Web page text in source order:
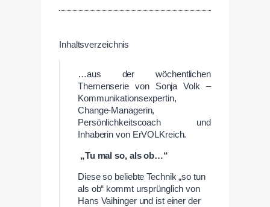
Inhaltsverzeichnis
…aus der wöchentlichen
Themenserie von Sonja Volk –
Kommunikationsexpertin,
Change-Managerin,
Persönlichkeitscoach und
Inhaberin von ErVOLKreich.
„Tu mal so, als ob…“
Diese so beliebte Technik „so tun
als ob“ kommt ursprünglich von
Hans Vaihinger und ist einer der